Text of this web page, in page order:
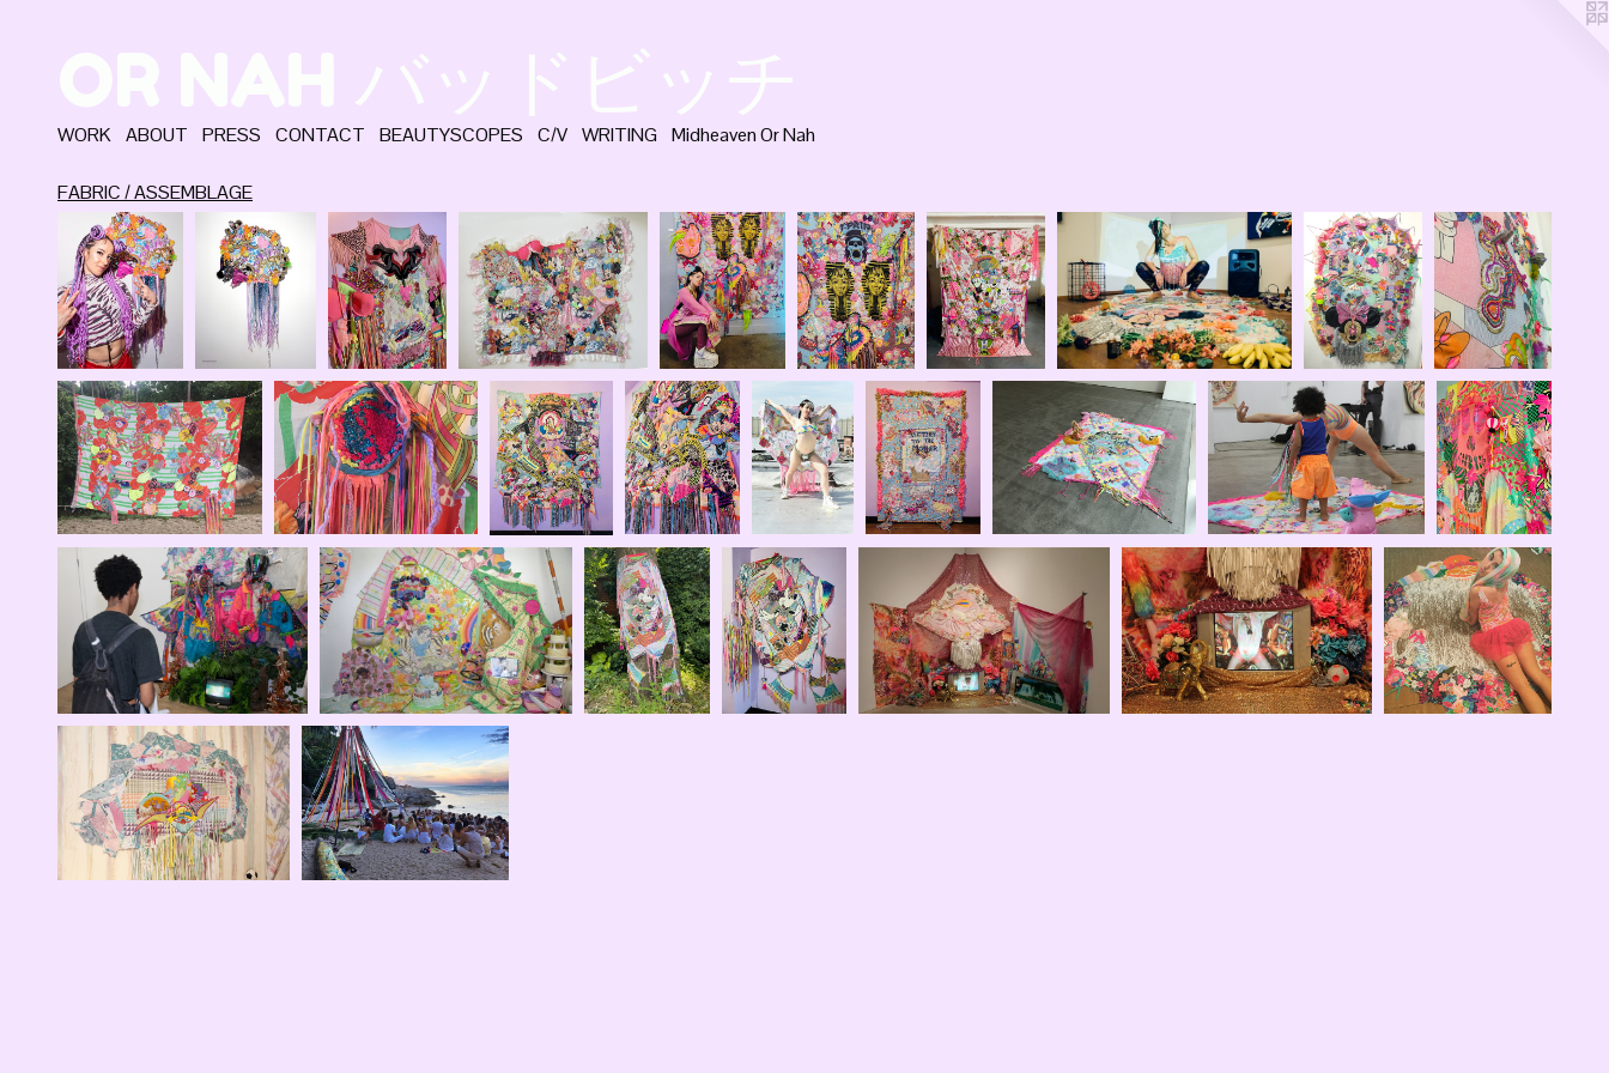
OR NAH バッドビッチ
WORK ABOUT PRESS CONTACT BEAUTYSCOPES C/V WRITING Midheaven Or Nah
FABRIC / ASSEMBLAGE